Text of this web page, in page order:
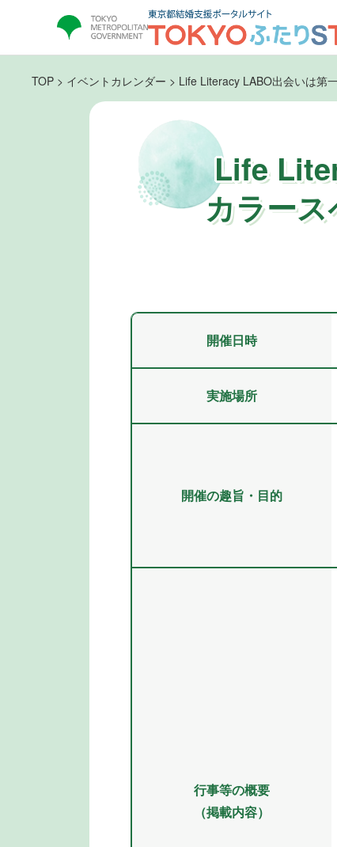
TOP > イベントカレンダー > Life Literacy LABO出会いは第
Life
カラー
開催日時
実施場所
開催の趣旨・目的
行事等の概要
（掲載内容）